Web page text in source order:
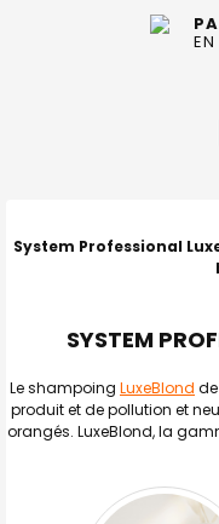
ENSEMBLE
SELECTIONNER
J'AJOUTE
LA
SÉLECTION
AU PANIER
System Professional
SYSTEM
Le shampoing LuxeBlond de
produit et de pollution et
orangés. LuxeBlond, la